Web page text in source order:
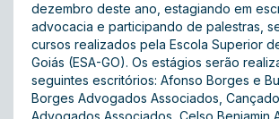
dezembro deste ano, estagiando em
advocacia e participando de palestras,
cursos realizados pela Escola Superior
Goiás (ESA-GO). Os estágios serão
seguintes escritórios: Afonso Borges e
Borges Advogados Associados,
Advogados Associados, Celso Benjamin